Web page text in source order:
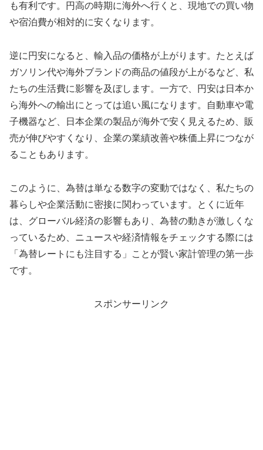
も有利です。円高の時期に海外へ行くと、現地での買い物
や宿泊費が相対的に安くなります。
逆に円安になると、輸入品の価格が上がります。たとえば
ガソリン代や海外ブランドの商品の値段が上がるなど、私
たちの生活費に影響を及ぼします。一方で、円安は日本か
ら海外への輸出にとっては追い風になります。自動車や電
子機器など、日本企業の製品が海外で安く見えるため、販
売が伸びやすくなり、企業の業績改善や株価上昇につなが
ることもあります。
このように、為替は単なる数字の変動ではなく、私たちの
暮らしや企業活動に密接に関わっています。とくに近年
は、グローバル経済の影響もあり、為替の動きが激しくな
っているため、ニュースや経済情報をチェックする際には
「為替レートにも注目する」ことが賢い家計管理の第一歩
です。
スポンサーリンク